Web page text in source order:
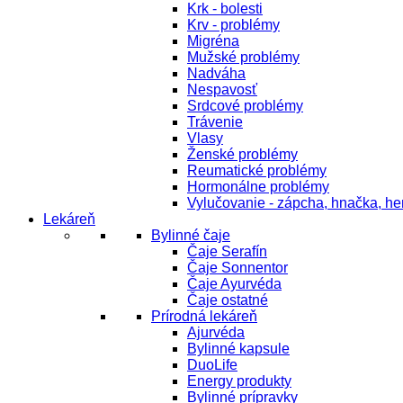
Krk - bolesti
Krv - problémy
Migréna
Mužské problémy
Nadváha
Nespavosť
Srdcové problémy
Trávenie
Vlasy
Ženské problémy
Reumatické problémy
Hormonálne problémy
Vylučovanie - zápcha, hnačka,
Lekáreň
Bylinné čaje
Čaje Serafín
Čaje Sonnentor
Čaje Ayurvéda
Čaje ostatné
Prírodná lekáreň
Ajurvéda
Bylinné kapsule
DuoLife
Energy produkty
Bylinné prípravky